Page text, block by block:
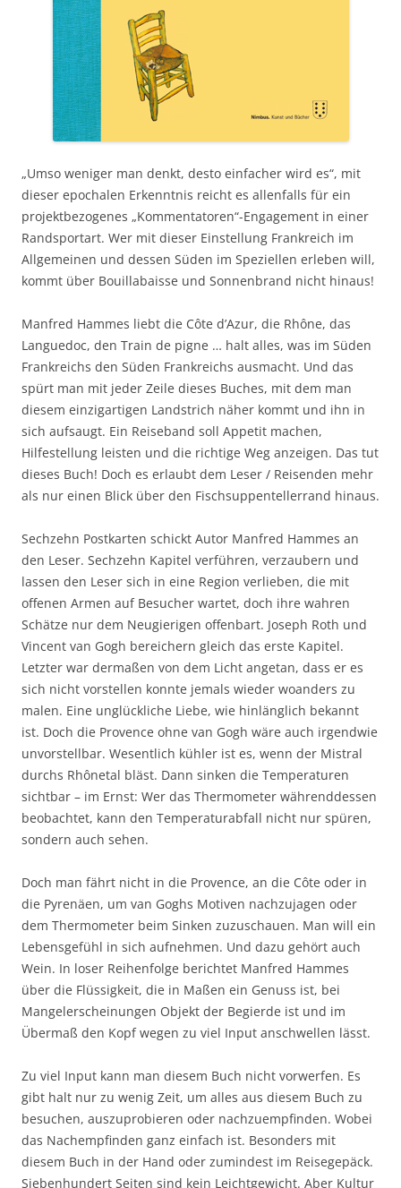
„Umso weniger man denkt, desto einfacher wird es“, mit
dieser epochalen Erkenntnis reicht es allenfalls für ein
projektbezogenes „Kommentatoren“-Engagement in einer
Randsportart. Wer mit dieser Einstellung Frankreich im
Allgemeinen und dessen Süden im Speziellen erleben will,
kommt über Bouillabaisse und Sonnenbrand nicht hinaus!
Manfred Hammes liebt die Côte d’Azur, die Rhône, das
Languedoc, den Train de pigne … halt alles, was im Süden
Frankreichs den Süden Frankreichs ausmacht. Und das
spürt man mit jeder Zeile dieses Buches, mit dem man
diesem einzigartigen Landstrich näher kommt und ihn in
sich aufsaugt. Ein Reiseband soll Appetit machen,
Hilfestellung leisten und die richtige Weg anzeigen. Das tut
dieses Buch! Doch es erlaubt dem Leser / Reisenden mehr
als nur einen Blick über den Fischsuppentellerrand hinaus.
Sechzehn Postkarten schickt Autor Manfred Hammes an
den Leser. Sechzehn Kapitel verführen, verzaubern und
lassen den Leser sich in eine Region verlieben, die mit
offenen Armen auf Besucher wartet, doch ihre wahren
Schätze nur dem Neugierigen offenbart. Joseph Roth und
Vincent van Gogh bereichern gleich das erste Kapitel.
Letzter war dermaßen von dem Licht angetan, dass er es
sich nicht vorstellen konnte jemals wieder woanders zu
malen. Eine unglückliche Liebe, wie hinlänglich bekannt
ist. Doch die Provence ohne van Gogh wäre auch irgendwie
unvorstellbar. Wesentlich kühler ist es, wenn der Mistral
durchs Rhônetal bläst. Dann sinken die Temperaturen
sichtbar – im Ernst: Wer das Thermometer währenddessen
beobachtet, kann den Temperaturabfall nicht nur spüren,
sondern auch sehen.
Doch man fährt nicht in die Provence, an die Côte oder in
die Pyrenäen, um van Goghs Motiven nachzujagen oder
dem Thermometer beim Sinken zuzuschauen. Man will ein
Lebensgefühl in sich aufnehmen. Und dazu gehört auch
Wein. In loser Reihenfolge berichtet Manfred Hammes
über die Flüssigkeit, die in Maßen ein Genuss ist, bei
Mangelerscheinungen Objekt der Begierde ist und im
Übermaß den Kopf wegen zu viel Input anschwellen lässt.
Zu viel Input kann man diesem Buch nicht vorwerfen. Es
gibt halt nur zu wenig Zeit, um alles aus diesem Buch zu
besuchen, auszuprobieren oder nachzuempfinden. Wobei
das Nachempfinden ganz einfach ist. Besonders mit
diesem Buch in der Hand oder zumindest im Reisegepäck.
Siebenhundert Seiten sind kein Leichtgewicht. Aber Kultur